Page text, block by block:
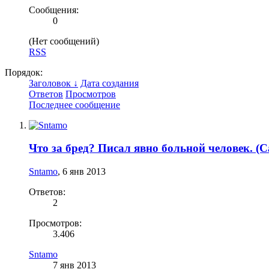
Сообщения:
0
(Нет сообщений)
RSS
Порядок:
Заголовок ↓ Дата создания
Ответов Просмотров
Последнее сообщение
Что за бред? Писал явно больной человек.
Sntamo, 6 янв 2013
Ответов:
2
Просмотров:
3.406
Sntamo
7 янв 2013